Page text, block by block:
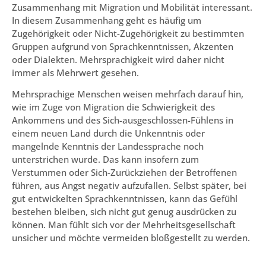
Zusammenhang mit Migration und Mobilität interessant.
In diesem Zusammenhang geht es häufig um
Zugehörigkeit oder Nicht-Zugehörigkeit zu bestimmten
Gruppen aufgrund von Sprachkenntnissen, Akzenten
oder Dialekten. Mehrsprachigkeit wird daher nicht
immer als Mehrwert gesehen.
Mehrsprachige Menschen weisen mehrfach darauf hin,
wie im Zuge von Migration die Schwierigkeit des
Ankommens und des Sich-ausgeschlossen-Fühlens in
einem neuen Land durch die Unkenntnis oder
mangelnde Kenntnis der Landessprache noch
unterstrichen wurde. Das kann insofern zum
Verstummen oder Sich-Zurückziehen der Betroffenen
führen, aus Angst negativ aufzufallen. Selbst später, bei
gut entwickelten Sprachkenntnissen, kann das Gefühl
bestehen bleiben, sich nicht gut genug ausdrücken zu
können. Man fühlt sich vor der Mehrheitsgesellschaft
unsicher und möchte vermeiden bloßgestellt zu werden.